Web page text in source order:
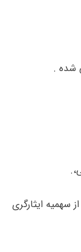
سهمیه ایثارگری